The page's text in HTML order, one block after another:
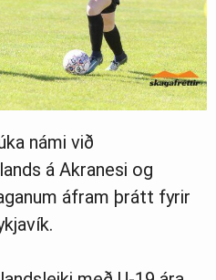
námi við
á Akranesi og
áfram þrátt fyrir